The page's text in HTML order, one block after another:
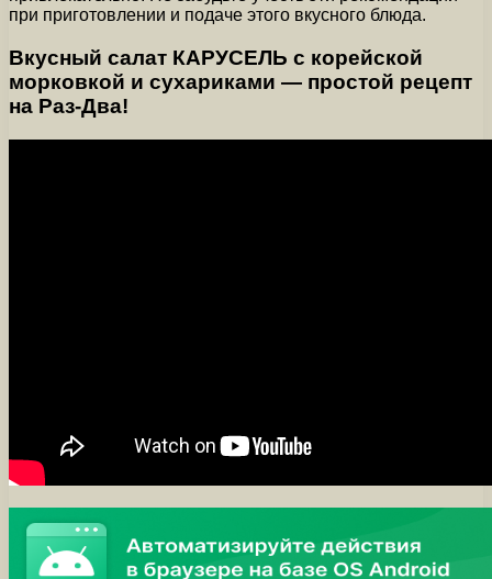
при приготовлении и подаче этого вкусного блюда.
Вкусный салат КАРУСЕЛЬ с корейской
морковкой и сухариками — простой рецепт
на Раз-Два!